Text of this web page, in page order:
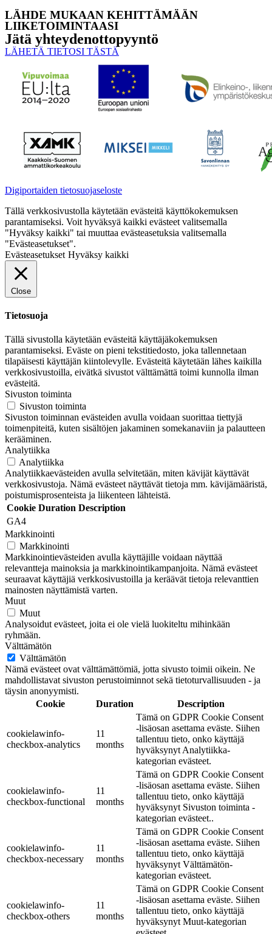
LÄHDE MUKAAN KEHITTÄMÄÄN
LIIKETOIMINTAASI
Jätä yhteyden­ottopyyntö
LÄHETÄ TIETOSI TÄSTÄ
Digiportaiden tietosuojaseloste
Tällä verkkosivustolla käytetään evästeitä käyttökokemuksen
parantamiseksi. Voit hyväksyä kaikki evästeet valitsemalla
"Hyväksy kaikki" tai muuttaa evästeasetuksia valitsemalla
"Evästeasetukset".
Evästeasetukset Hyväksy kaikki
Close
Tietosuoja
Tällä sivustolla käytetään evästeitä käyttäjäkokemuksen
parantamiseksi. Eväste on pieni tekstitiedosto, joka tallennetaan
tilapäisesti käyttäjän kiintolevylle. Evästeitä käytetään lähes kaikilla
verkkosivustoilla, eivätkä sivustot välttämättä toimi kunnolla ilman
evästeitä.
Sivuston toiminta
Sivuston toiminta
Sivuston toiminnan evästeiden avulla voidaan suorittaa tiettyjä
toimenpiteitä, kuten sisältöjen jakaminen somekanaviin ja palautteen
kerääminen.
Analytiikka
Analytiikka
Analytiikkaevästeiden avulla selvitetään, miten kävijät käyttävät
verkkosivustoja. Nämä evästeet näyttävät tietoja mm. kävijämääristä,
poistumisprosenteista ja liikenteen lähteistä.
Cookie Duration Description
GA4
Markkinointi
Markkinointi
Markkinointievästeiden avulla käyttäjille voidaan näyttää
relevantteja mainoksia ja markkinointikampanjoita. Nämä evästeet
seuraavat käyttäjiä verkkosivustoilla ja keräävät tietoja relevanttien
mainosten näyttämistä varten.
Muut
Muut
Analysoidut evästeet, joita ei ole vielä luokiteltu mihinkään
ryhmään.
Välttämätön
Välttämätön
Nämä evästeet ovat välttämättömiä, jotta sivusto toimii oikein. Ne
mahdollistavat sivuston perustoiminnot sekä tietoturvallisuuden - ja
täysin anonyymisti.
Cookie
Duration Description
cookielawinfo-
checkbox-analytics
11
months
Tämä on GDPR Cookie Consent
-lisäosan asettama eväste. Siihen
tallentuu tieto, onko käyttäjä
hyväksynyt Analytiikka-
kategorian evästeet.
cookielawinfo-
checkbox-functional
11
months
Tämä on GDPR Cookie Consent
-lisäosan asettama eväste. Siihen
tallentuu tieto, onko käyttäjä
hyväksynyt Sivuston toiminta -
kategorian evästeet..
cookielawinfo-
checkbox-necessary
11
months
Tämä on GDPR Cookie Consent
-lisäosan asettama eväste. Siihen
tallentuu tieto, onko käyttäjä
hyväksynyt Välttämätön-
kategorian evästeet.
cookielawinfo-
checkbox-others
11
months
Tämä on GDPR Cookie Consent
-lisäosan asettama eväste. Siihen
tallentuu tieto, onko käyttäjä
hyväksynyt Muut-kategorian